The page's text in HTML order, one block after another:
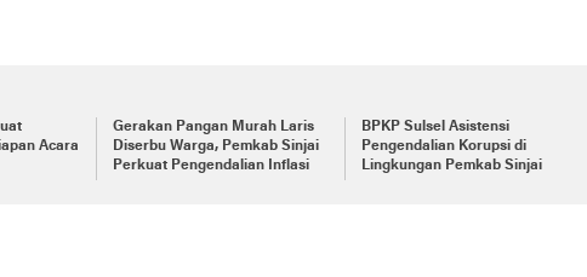
Acara
Gerakan Pangan Murah Laris
Diserbu Warga, Pemkab Sinjai
Perkuat Pengendalian Inflasi
BPKP Sulsel Asistensi
Pengendalian Korupsi di
Lingkungan Pemkab Sinjai